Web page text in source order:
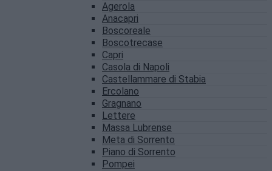
Agerola
Anacapri
Boscoreale
Boscotrecase
Capri
Casola di Napoli
Castellammare di Stabia
Ercolano
Gragnano
Lettere
Massa Lubrense
Meta di Sorrento
Piano di Sorrento
Pompei